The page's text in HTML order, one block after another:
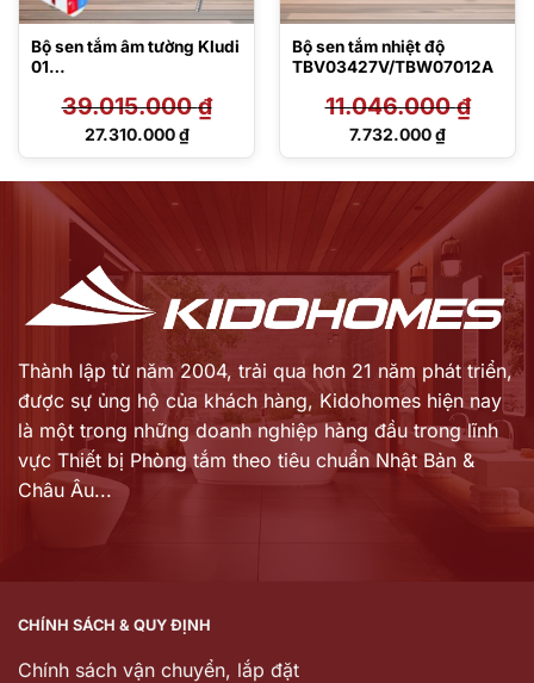
Bộ sen tắm âm tường Kludi
01
05-00/6653105-
00/6554005-
00/6803005-00
39.015.000₫
Giá
27.310.000₫
Giá
Bộ sen tắm nhiệt độ
TBV03427V/TBW07012A
11.046.000₫
Giá
11.046.000 ₫.
7.732.000₫
Giá
7.732.000 ₫.
Thành lập từ năm 2004, trải qua hơn 21 năm phát triển,
được sự ủng hộ của khách hàng, Kidohomes hiện nay
là một trong những doanh nghiệp hàng đầu trong lĩnh
vực Thiết bị Phòng tắm theo tiêu chuẩn Nhật Bản &
Châu Âu...
CHÍNH SÁCH & QUY ĐỊNH
Chính sách vận chuyển, lắp đặt